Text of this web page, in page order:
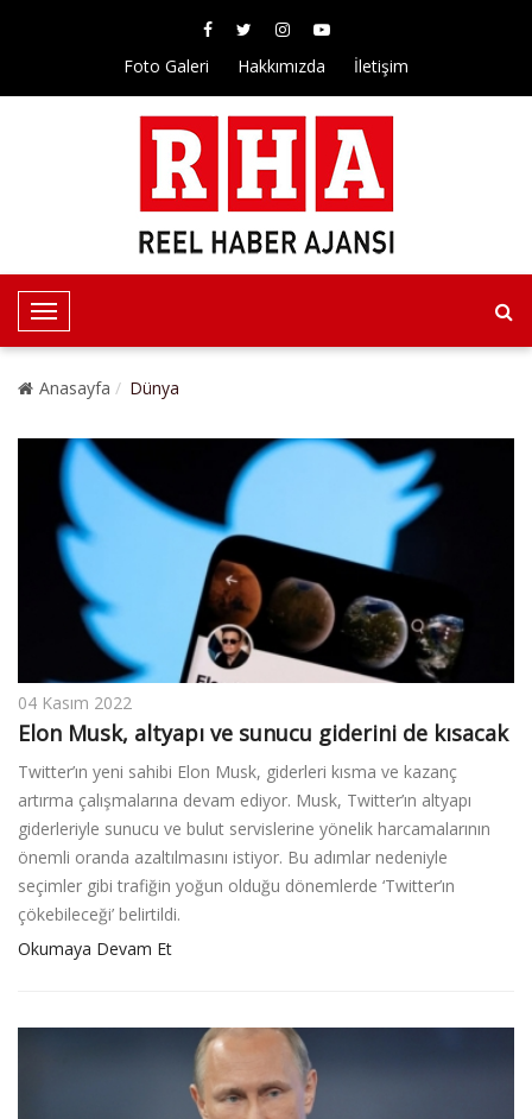
Foto Galeri Hakkımızda İletişim
T
o
g
i
o
n
Anasayfa Dünya
04 Kasım 2022
Elon Musk, altyapı ve sunucu giderini de kısacak
Twitter’ın yeni sahibi Elon Musk, giderleri kısma ve kazanç
artırma çalışmalarına devam ediyor. Musk, Twitter’ın altyapı
giderleriyle sunucu ve bulut servislerine yönelik harcamalarının
önemli oranda azaltılmasını istiyor. Bu adımlar nedeniyle
seçimler gibi trafiğin yoğun olduğu dönemlerde ‘Twitter’ın
çökebileceği’ belirtildi.
Okumaya Devam Et